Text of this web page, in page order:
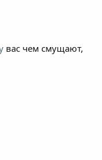
вас чем смущают,